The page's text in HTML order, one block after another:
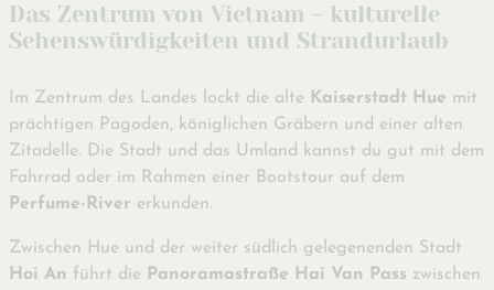
Das Zentrum von Vietnam – kulturelle
Sehenswürdigkeiten und Strandurlaub
Im Zentrum des Landes lockt die alte Kaiserstadt Hue mit
prächtigen Pagoden, königlichen Gräbern und einer alten
Zitadelle. Die Stadt und das Umland kannst du gut mit dem
Fahrrad oder im Rahmen einer Bootstour auf dem
Perfume-River erkunden.
Zwischen Hue und der weiter südlich gelegenenden Stadt
Hoi An führt die Panoramastraße Hai Van Pass zwischen